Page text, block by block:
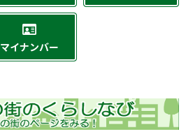
マイナンバー